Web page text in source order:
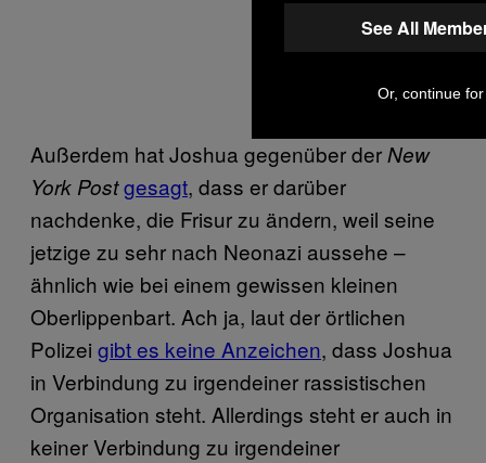
Außerdem hat Joshua gegenüber derNew
York Postgesagt, dass er darüber
nachdenke, die Frisur zu ändern, weil seine
jetzige zu sehr nach Neonazi aussehe –
ähnlich wie bei einem gewissen kleinen
Oberlippenbart. Ach ja, laut der örtlichen
Polizei gibt es keine Anzeichen, dass Joshua
in Verbindung zu irgendeiner rassistischen
Organisation steht. Allerdings steht er auch in
keiner Verbindung zu irgendeiner
See All
Or, continue